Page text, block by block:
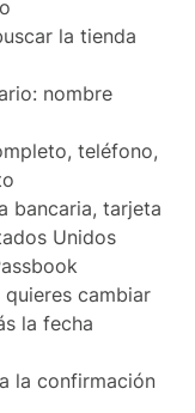
la tienda
nombre
teléfono,
bancaria, tarjeta
Unidos
cambiar
la fecha
la confirmación